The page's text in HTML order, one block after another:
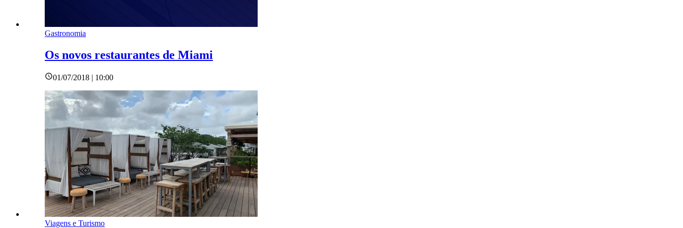
Gastronomia
Os novos restaurantes de Miami
01/07/2018 | 10:00
Viagens e Turismo